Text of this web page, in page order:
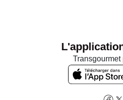
Transgourmet